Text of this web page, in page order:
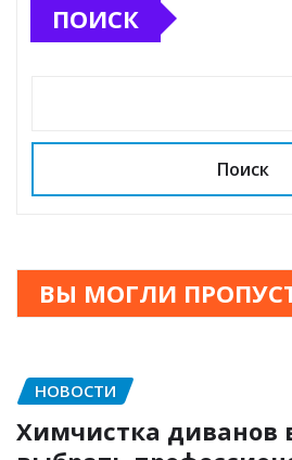
ПОИСК
Поиск
ВЫ МОГЛИ
НОВОСТИ
Химчистка диванов